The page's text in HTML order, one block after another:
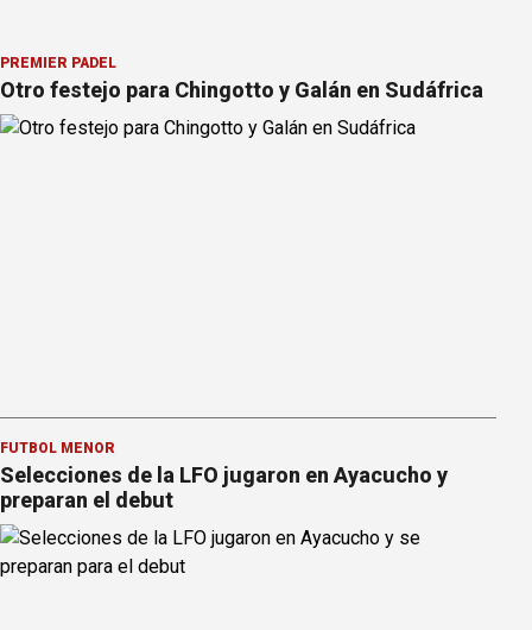
PREMIER PÁDEL
Otro festejo para Chingotto y Galán en Sudáfrica
FÚTBOL MENOR
Selecciones de la LFO jugaron en Ayacucho y
preparan el debut